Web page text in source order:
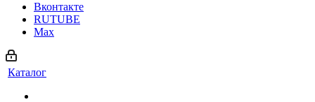
Вконтакте
RUTUBE
Max
Каталог